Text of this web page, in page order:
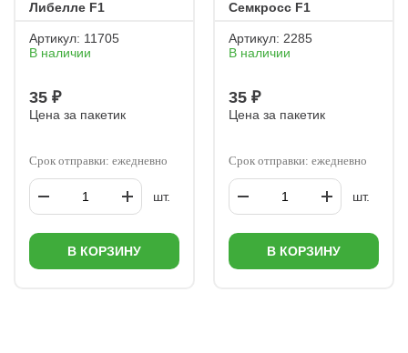
Либелле F1
Артикул: 11705
В наличии
35 ₽
Цена за пакетик
Срок отправки: ежедневно
шт.
В КОРЗИНУ
Семкросс F1
Артикул: 2285
В наличии
35 ₽
Цена за пакетик
Срок отправки: ежедневно
шт.
В КОРЗИНУ